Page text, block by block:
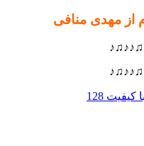
از مهدی منافی
128